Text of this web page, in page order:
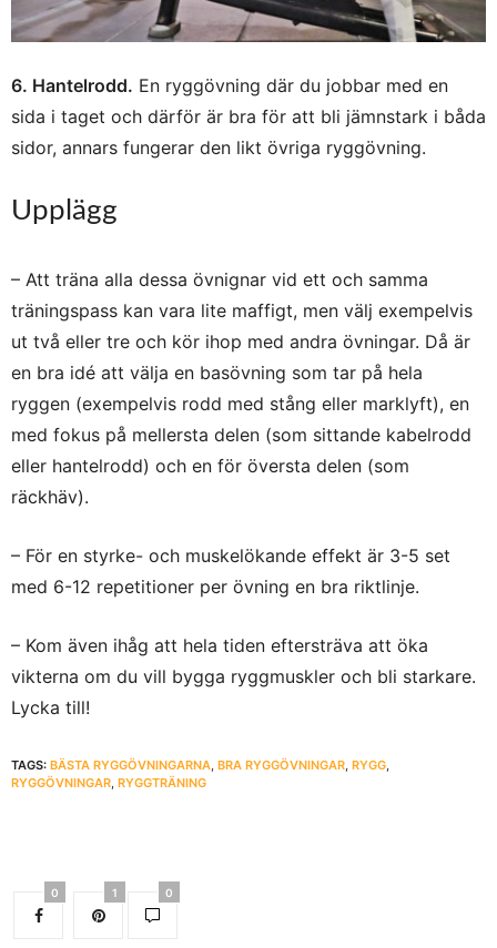
6. Hantelrodd. En ryggövning där du jobbar med en
sida i taget och därför är bra för att bli jämnstark i båda
sidor, annars fungerar den likt övriga ryggövning.
Upplägg
– Att träna alla dessa övnignar vid ett och samma
träningspass kan vara lite maffigt, men välj exempelvis
ut två eller tre och kör ihop med andra övningar. Då är
en bra idé att välja en basövning som tar på hela
ryggen (exempelvis rodd med stång eller marklyft), en
med fokus på mellersta delen (som sittande kabelrodd
eller hantelrodd) och en för översta delen (som
räckhäv).
– För en styrke- och muskelökande effekt är 3-5 set
med 6-12 repetitioner per övning en bra riktlinje.
– Kom även ihåg att hela tiden eftersträva att öka
vikterna om du vill bygga ryggmuskler och bli starkare.
Lycka till!
TAGS: BÄSTA RYGGÖVNINGARNA, BRA RYGGÖVNINGAR, RYGG,
RYGGÖVNINGAR, RYGGTRÄNING
0 1 0